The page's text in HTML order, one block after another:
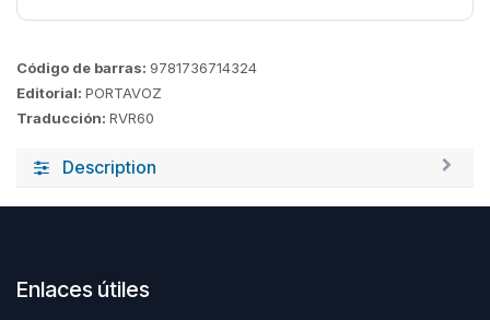
Código de barras: 9781736714324
Editorial: PORTAVOZ
Traducción: RVR60
Description
Enlaces útiles